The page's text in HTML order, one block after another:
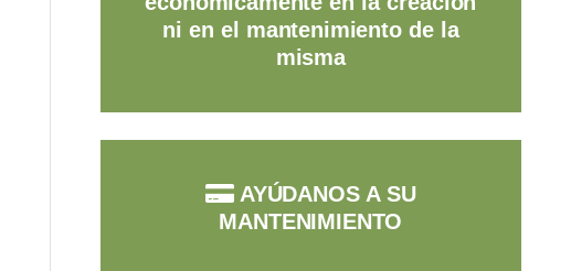
ni en el mantenimiento de la
misma
AYÚDANOS A SU
MANTENIMIENTO